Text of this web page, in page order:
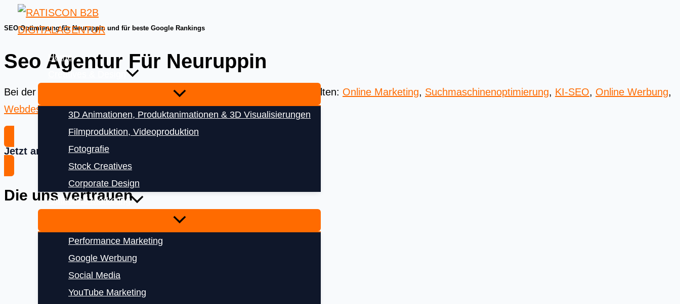
Skip
to
Home
Creatives & Design
3D Animationen, Produktanimationen & 3D Visualisierungen
Filmproduktion, Videoproduktion
Fotografie
Stock Creatives
Corporate Design
Outbound Marketing
Performance Marketing
Google Werbung
Social Media
YouTube Marketing
SEO Optimierung für Neuruppin und für beste Google Rankings
Seo Agentur Für Neuruppin
Bei der bekommen Sie das Beste aus aller Welten: Online Marketing, Suchmaschinenoptimierung, KI-SEO, Online Werbung,
WebdesignundDigitalisierung
Jetzt anfragen
Die uns vertrauen